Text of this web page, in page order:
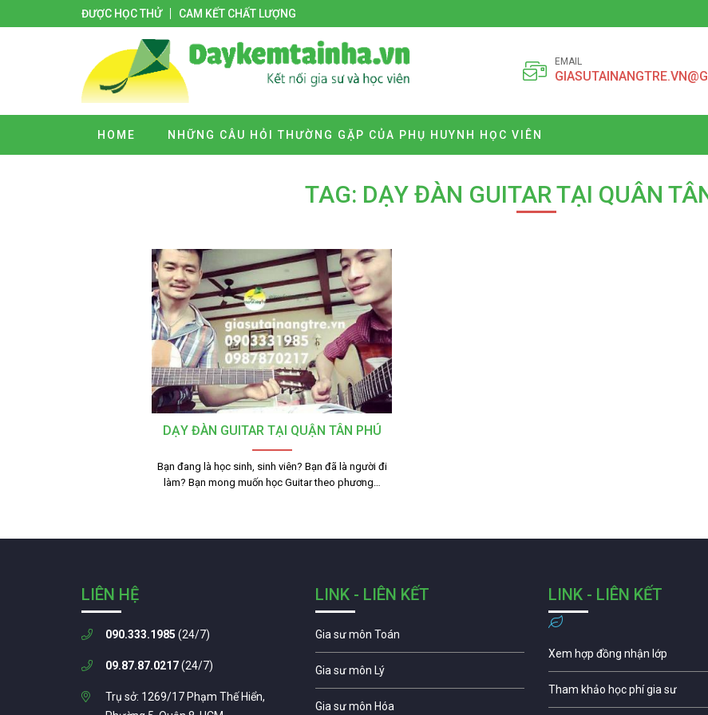
ĐƯỢC HỌC THỬ CAM KẾT CHẤT LƯỢNG
EMAIL
HOME NHỮNG CÂU HỎI THƯỜNG GẶP CỦA PHỤ HUYNH HỌC VIÊN
TAG: DẠY ĐÀN GUITAR TẠI QUÂN
DẠY ĐÀN GUITAR TẠI QUẬN TÂN PHÚ
Bạn đang là học sinh, sinh viên? Bạn đã là người đi
làm? Bạn mong muốn học Guitar theo phương…
LIÊN HỆ
090.333.1985 (24/7)
09.87.87.0217(24/7)
Trụ sở: 1269/17 Phạm Thế Hiển,
LINK - LIÊN KẾT
Gia sư môn Toán
Gia sư môn Lý
Gia sư môn Hóa
LINK - LIÊN KẾT
Xem hợp đồng nhận lớp
Tham khảo học phí gia sư